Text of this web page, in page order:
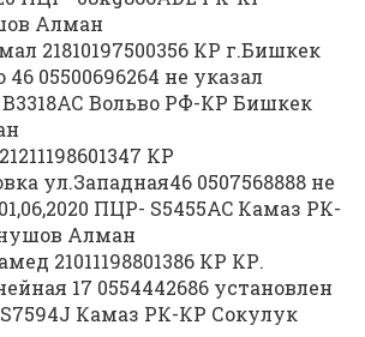
Алман
21810197500356 КР г.Бишкек
46 05500696264 не указал
В3318АС Вольво РФ-КР Бишкек
КР
ул.Западная46 0507568888 не
ПЦР- S5455AC Камаз РК-
Алман
21011198801386 КР КР.
17 0554442686 установлен
S7594J Камаз РК-КР Сокулук